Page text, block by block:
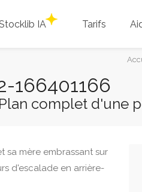
IA Tarifs
Vous
166401166
complet d'une